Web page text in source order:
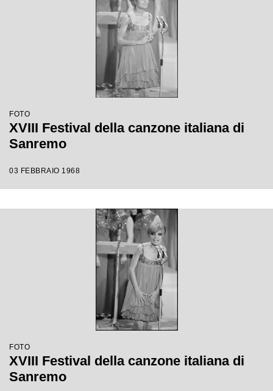
FOTO
XVIII Festival della canzone italiana di
Sanremo
03 FEBBRAIO 1968
FOTO
XVIII Festival della canzone italiana di
Sanremo